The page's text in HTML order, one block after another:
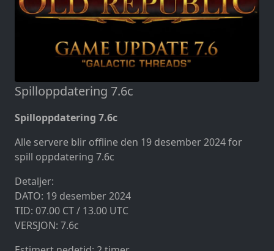
Spilloppdatering 7.6c
Spilloppdatering 7.6c
Alle servere blir offline den 19 desember 2024 for
spill oppdatering 7.6c
Detaljer:
DATO: 19 desember 2024
TID: 07.00 CT / 13.00 UTC
VERSJON: 7.6c